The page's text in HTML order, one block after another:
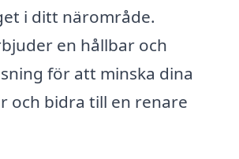
i ditt närområde.
en hållbar och
för att minska dina
och bidra till en renare